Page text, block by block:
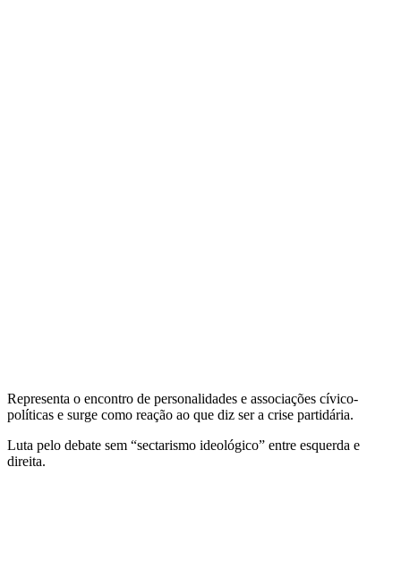
Representa o encontro de personalidades e associações cívico-
políticas e surge como reação ao que diz ser a crise partidária.
Luta pelo debate sem “sectarismo ideológico” entre esquerda e
direita.